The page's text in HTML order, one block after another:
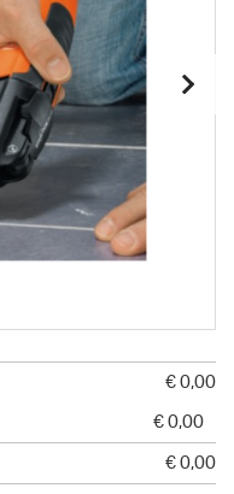
€ 0,00
€ 0,00
€ 0,00